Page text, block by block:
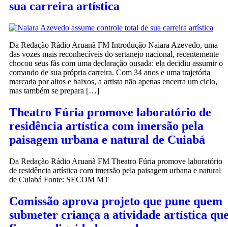
sua carreira artística
Da Redação Rádio Aruanã FM Introdução Naiara Azevedo, uma
das vozes mais reconhecíveis do sertanejo nacional, recentemente
chocou seus fãs com uma declaração ousada: ela decidiu assumir o
comando de sua própria carreira. Com 34 anos e uma trajetória
marcada por altos e baixos, a artista não apenas encerra um ciclo,
mas também se prepara […]
Theatro Fúria promove laboratório de
residência artística com imersão pela
paisagem urbana e natural de Cuiabá
Da Redação Rádio Aruanã FM Theatro Fúria promove laboratório
de residência artística com imersão pela paisagem urbana e natural
de Cuiabá Fonte: SECOM MT
Comissão aprova projeto que pune quem
submeter criança a atividade artística